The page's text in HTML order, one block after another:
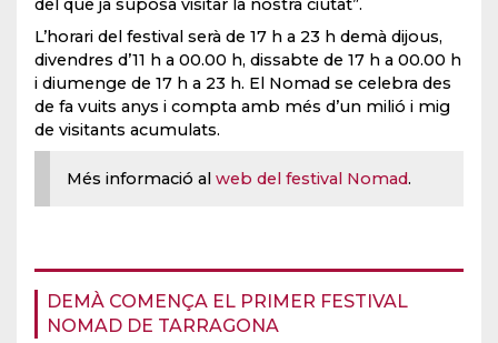
DEMÀ COMENÇA EL PRIMER FESTIVAL
NOMAD DE TARRAGONA
del que ja suposa visitar la nostra ciutat”.
L’horari del festival serà de 17 h a 23 h demà dijous,
divendres d’11 h a 00.00 h, dissabte de 17 h a 00.00 h
i diumenge de 17 h a 23 h. El Nomad se celebra des
de fa vuits anys i compta amb més d’un milió i mig
de visitants acumulats.
Més informació al web del festival Nomad.